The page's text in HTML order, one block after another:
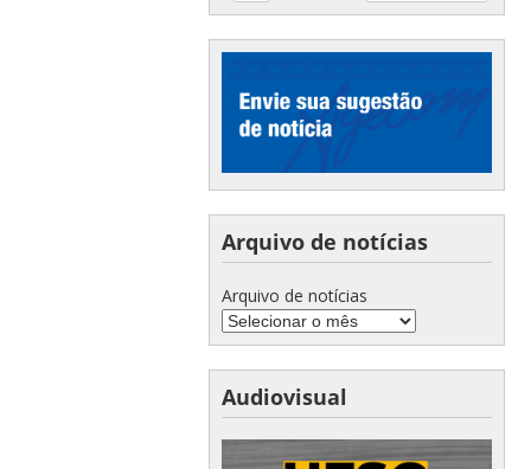
Arquivo de notícias
Arquivo de notícias
Audiovisual